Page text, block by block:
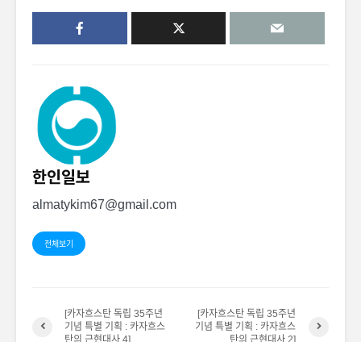
한인일보
almatykim67@gmail.com
전체보기
[카자흐스탄 독립 35주년
기념 특별 기획 : 카자흐스
탄의 근현대사 4]
[카자흐스탄 독립 35주년
기념 특별 기획 : 카자흐스
탄의 근현대사 2]